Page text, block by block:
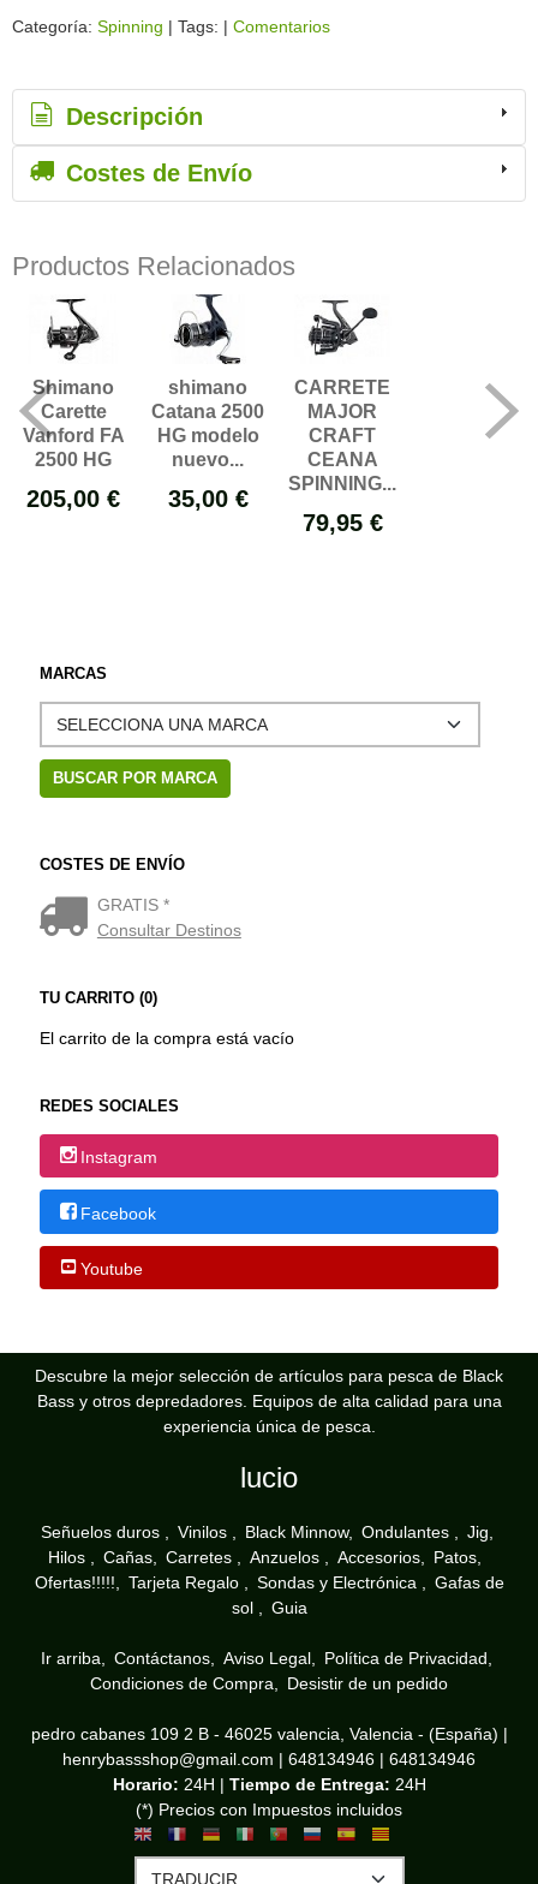
MARCAS
COSTES DE ENVÍO
GRATIS *
Consultar Destinos
TU CARRITO (0)
El carrito de la compra está vacío
REDES SOCIALES
Instagram
Facebook
Youtube
Categoría: Spinning | Tags: | Comentarios
Descripción
Costes de Envío
Productos Relacionados
Shimano
Carette
Vanford FA
2500 HG
205,00 €
shimano
Catana 2500
HG modelo
nuevo...
35,00 €
CARRETE
MAJOR
CRAFT
CEANA
SPINNING...
79,95 €
Descubre la mejor selección de artículos para pesca de Black
Bass y otros depredadores. Equipos de alta calidad para una
experiencia única de pesca.
lucio
Señuelos duros Vinilos Black Minnow Ondulantes
Jig
Hilos
Cañas Carretes Anzuelos Accesorios
Patos
Ofertas!!!!!
Tarjeta Regalo Sondas y Electrónica
Gafas de
sol
Guia
Ir arriba Contáctanos Aviso Legal
Política de Privacidad
Condiciones de Compra
Desistir de un pedido
pedro cabanes 109 2 B - 46025 valencia, Valencia - (España) |
henrybassshop@gmail.com | 648134946 | 648134946
Horario: 24H | Tiempo de Entrega: 24H
(*) Precios con Impuestos incluidos